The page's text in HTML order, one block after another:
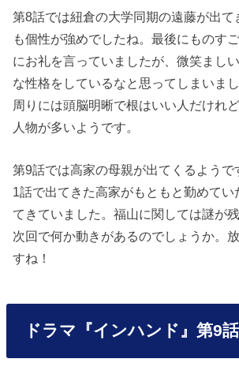
第8話では紐倉の大学同期の遠藤が出て
も個性が強めでしたね。最後にものす
にお礼を言っていましたが、微笑まし
な性格をしているなと思ってしまいま
周りには頭脳明晰で根はいい人だけれ
人物が多いようです。
第9話では高家の母親が出てくるようで
1話で出てきた高家がもともと勤めてい
てきていました。福山に関しては謎が
次回で何か動きがあるのでしょうか。
すね！
ドラマ『インハンド』第9